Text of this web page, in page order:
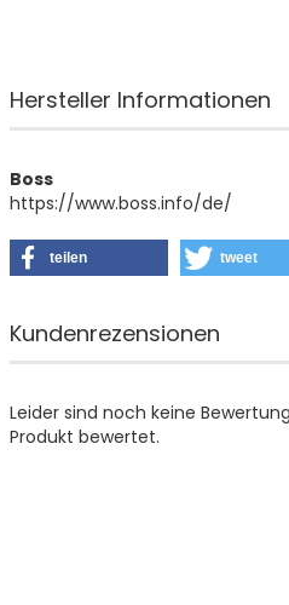
Hersteller Informationen
Boss
https://www.boss.info/de/
teilen tweet
Kundenrezensionen
Leider sind noch keine
Produkt bewertet.